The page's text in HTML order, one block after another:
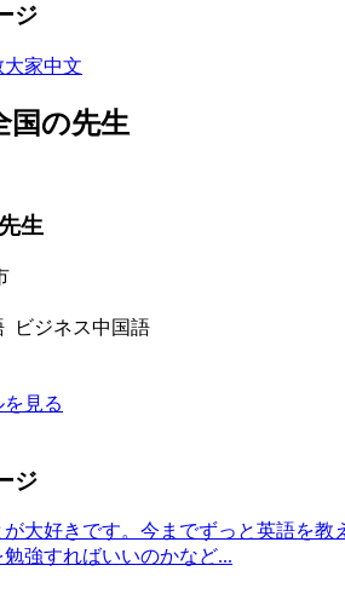
ジ
家中文
国の先生
生
ビジネス中国語
見る
ジ
大好きです。今までずっと英語を
強すればいいのかなど...